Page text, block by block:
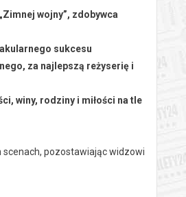
wojny”, zdobywca
sukcesu
za najlepszą reżyserię i
winy, rodziny i miłości na tle
scenach, pozostawiając widzowi